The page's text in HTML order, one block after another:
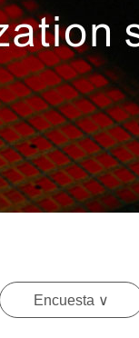
Encuesta ∨